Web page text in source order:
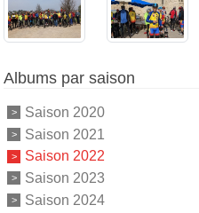
Albums par saison
Saison 2020
Saison 2021
Saison 2022
Saison 2023
Saison 2024